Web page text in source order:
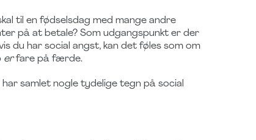
til en fødselsdag med mange andre
på at betale? Som udgangspunkt er der
du har social angst, kan det føles som om
erfare på færde.
samlet nogle tydelige tegn på social